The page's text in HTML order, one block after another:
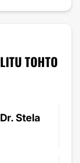
TOHTO
Stela